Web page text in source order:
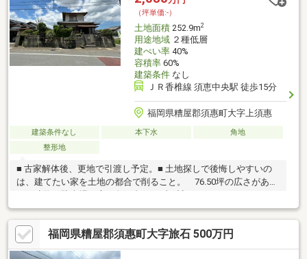
（坪単価:-）
土地面積252.9m2
用途地域２種低層
建ぺい率40%
容積率60%
建築条件なし
ＪＲ香椎線 須恵中央駅 徒歩15分
福岡県糟屋郡須惠町大字上須惠
建築条件なし 本下水
角地
整形地
■ 古家解体後、更地で引渡し予定。■ 土地探しで後悔しやすいの
は、建てたい家を土地の都合で削ること。 76.50坪の広さがあれ
す。 さらに小学校徒歩約6分、スーパー徒歩約6分。 家族の毎
日を近くで支えながら、更地から新しい住まいを考えられる土地
です。
福岡県糟屋郡須惠町大字旅石 500万円